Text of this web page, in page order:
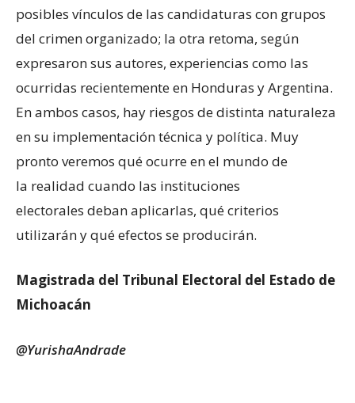
posibles vínculos de las candidaturas con grupos
del crimen organizado; la otra retoma, según
expresaron sus autores, experiencias como las
ocurridas recientemente en Honduras y Argentina.
En ambos casos, hay riesgos de distinta naturaleza
en su implementación técnica y política. Muy
pronto veremos qué ocurre en el mundo de
la realidad cuando las instituciones
electorales deban aplicarlas, qué criterios
utilizarán y qué efectos se producirán.
Magistrada del Tribunal Electoral del Estado de
Michoacán
@YurishaAndrade